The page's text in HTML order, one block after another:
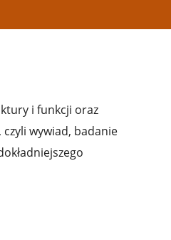
i funkcji oraz
wywiad, badanie